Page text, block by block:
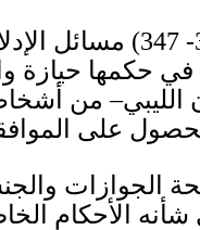
مسائل
في حكمها حيازة
– من
على
الجوازات
الأحكام